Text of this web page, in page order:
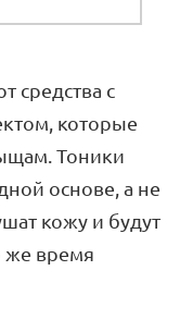
средства с
которые
Тоники
основе, а не
кожу и будут
же время